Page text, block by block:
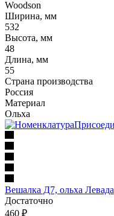
Woodson
Ширина, мм
532
Высота, мм
48
Длина, мм
55
Страна производства
Россия
Материал
Ольха
Вешалка Д7, ольха Левада
Достаточно
460 ₽